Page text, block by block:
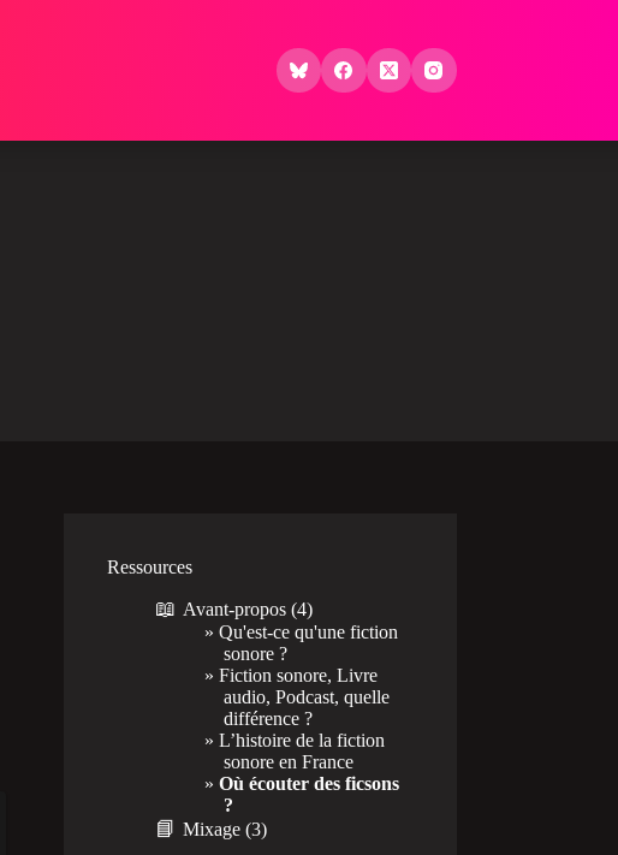
Ressources
📖 Avant-propos (4)
Qu'est-ce qu'une fiction
sonore ?
Fiction sonore, Livre
audio, Podcast, quelle
différence ?
L’histoire de la fiction
sonore en France
Où écouter des ficsons
?
📘 Mixage (3)